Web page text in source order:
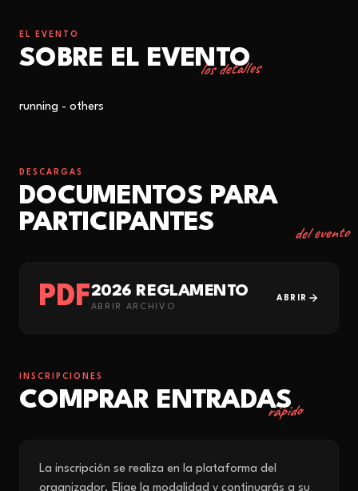
EL EVENTO
SOBRE EL EVENTO
los detalles
running - others
DESCARGAS
DOCUMENTOS PARA
PARTICIPANTES
del evento
PDF2026 REGLAMENTO
ABRIR ARCHIVO
ABRIR
INSCRIPCIONES
COMPRAR ENTRADAS
rápido
La inscripción se realiza en la plataforma del
organizador. Elige la modalidad y continuarás a su